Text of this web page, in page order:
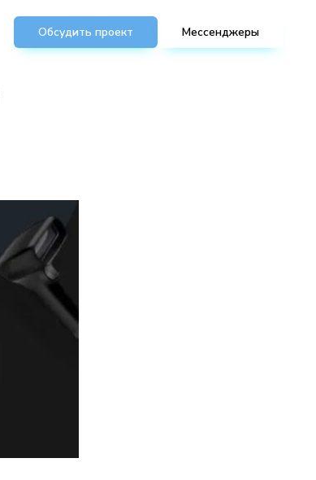
Обсудить проект Мессенджеры